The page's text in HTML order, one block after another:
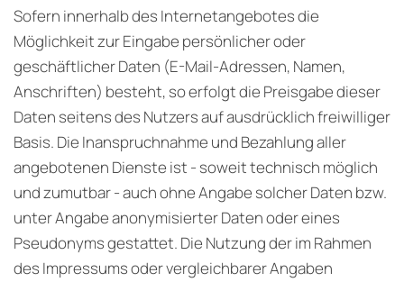
Sofern innerhalb des Internetangebotes die
Möglichkeit zur Eingabe persönlicher oder
geschäftlicher Daten (E-Mail-Adressen, Namen,
Anschriften) besteht, so erfolgt die Preisgabe dieser
Daten seitens des Nutzers auf ausdrücklich freiwilliger
Basis. Die Inanspruchnahme und Bezahlung aller
angebotenen Dienste ist - soweit technisch möglich
und zumutbar - auch ohne Angabe solcher Daten bzw.
unter Angabe anonymisierter Daten oder eines
Pseudonyms gestattet. Die Nutzung der im Rahmen
des Impressums oder vergleichbarer Angaben